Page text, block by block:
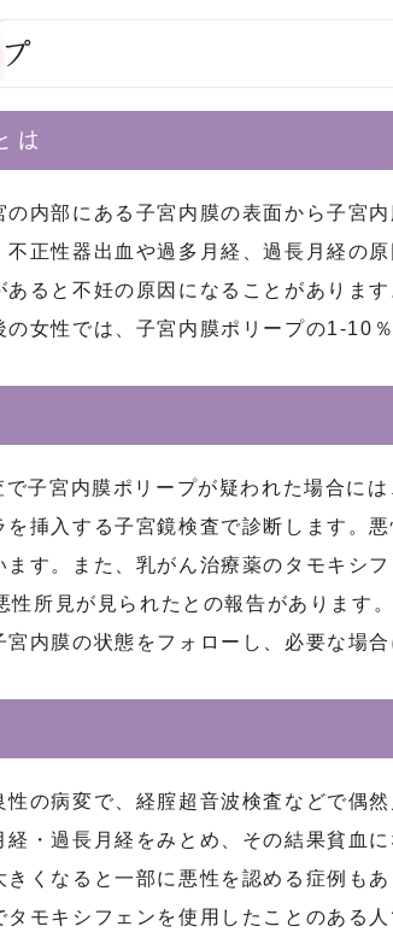
は
内部にある子宮内膜の表面から子宮
正性器出血や過多月経、過長月経の
ると不妊の原因になることがありま
女性では、子宮内膜ポリープの1-10
子宮内膜ポリープが疑われた場合に
挿入する子宮鏡検査で診断します。
ます。また、乳がん治療薬のタモキシ
性所見が見られたとの報告があります
内膜の状態をフォローし、必要な場
の病変で、経腟超音波検査などで偶
・過長月経をみとめ、その結果貧血
きくなると一部に悪性を認める症例も
タモキシフェンを使用したことのある